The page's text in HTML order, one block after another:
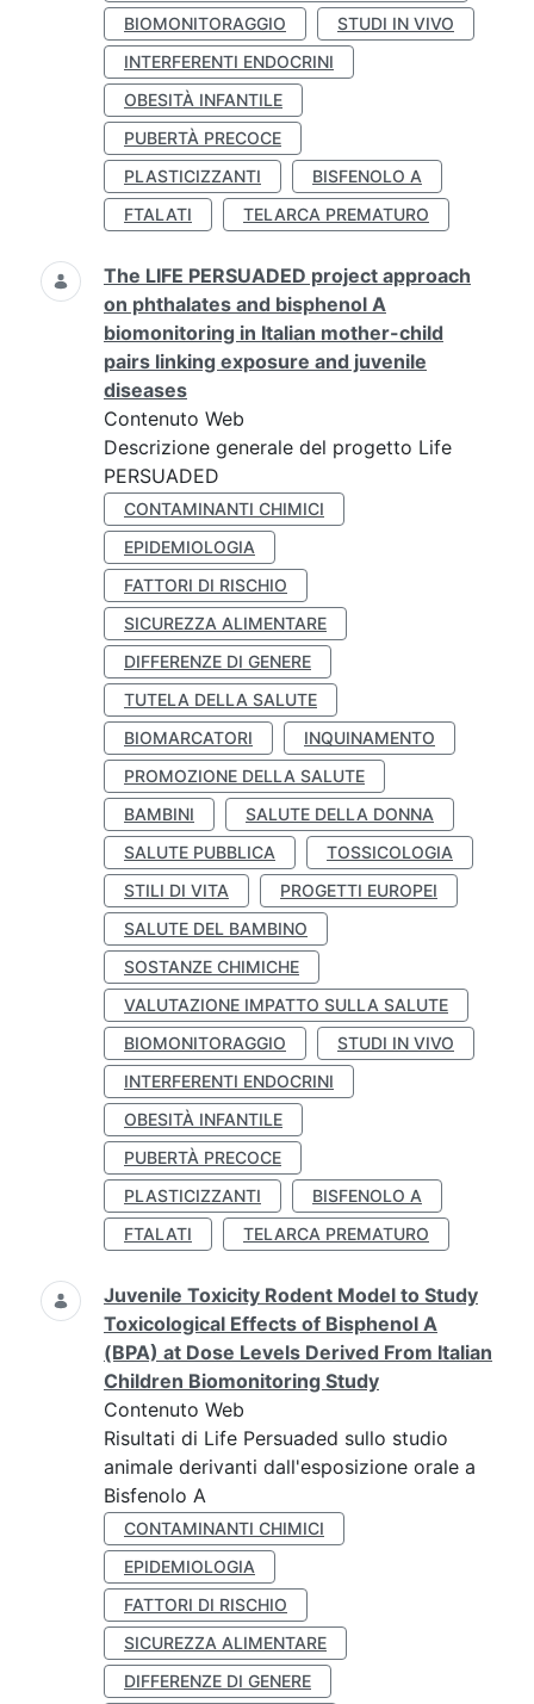
BIOMONITORAGGIO
STUDI IN VIVO
INTERFERENTI ENDOCRINI
OBESITÀ INFANTILE
PUBERTÀ PRECOCE
PLASTICIZZANTI
BISFENOLO A
FTALATI
TELARCA PREMATURO
The LIFE PERSUADED project approach
on phthalates and bisphenol A
biomonitoring in Italian mother-child
pairs linking exposure and juvenile
diseases
Contenuto Web
Descrizione generale del progetto Life
PERSUADED
CONTAMINANTI CHIMICI
EPIDEMIOLOGIA
FATTORI DI RISCHIO
SICUREZZA ALIMENTARE
DIFFERENZE DI GENERE
TUTELA DELLA SALUTE
BIOMARCATORI
INQUINAMENTO
PROMOZIONE DELLA SALUTE
BAMBINI
SALUTE DELLA DONNA
SALUTE PUBBLICA
TOSSICOLOGIA
STILI DI VITA
PROGETTI EUROPEI
SALUTE DEL BAMBINO
SOSTANZE CHIMICHE
VALUTAZIONE IMPATTO SULLA SALUTE
BIOMONITORAGGIO
STUDI IN VIVO
INTERFERENTI ENDOCRINI
OBESITÀ INFANTILE
PUBERTÀ PRECOCE
PLASTICIZZANTI
BISFENOLO A
FTALATI
TELARCA PREMATURO
Juvenile Toxicity Rodent Model to Study
Toxicological Effects of Bisphenol A
(BPA) at Dose Levels Derived From Italian
Children Biomonitoring Study
Contenuto Web
Risultati di Life Persuaded sullo studio
animale derivanti dall'esposizione orale a
Bisfenolo A
CONTAMINANTI CHIMICI
EPIDEMIOLOGIA
FATTORI DI RISCHIO
SICUREZZA ALIMENTARE
DIFFERENZE DI GENERE